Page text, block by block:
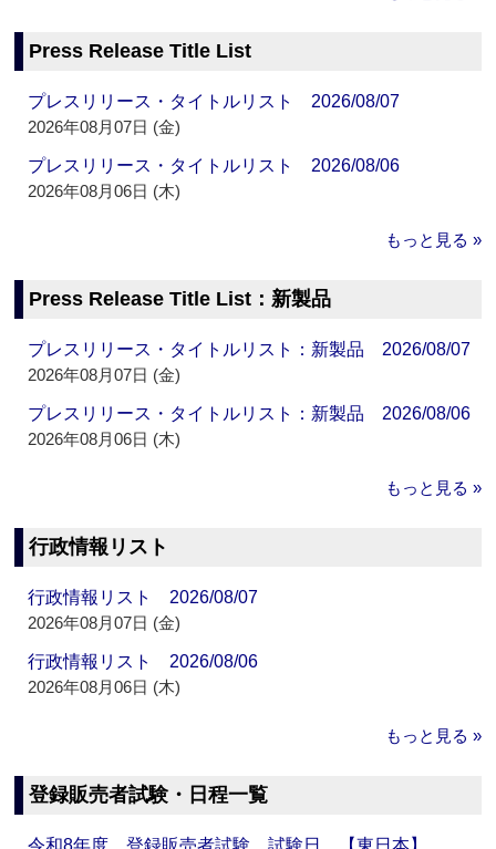
Press Release Title List
プレスリリース・タイトルリスト 2026/08/07
2026年08月07日 (金)
プレスリリース・タイトルリスト 2026/08/06
2026年08月06日 (木)
もっと見る »
Press Release Title List：新製品
プレスリリース・タイトルリスト：新製品 2026/08/07
2026年08月07日 (金)
プレスリリース・タイトルリスト：新製品 2026/08/06
2026年08月06日 (木)
もっと見る »
行政情報リスト
行政情報リスト 2026/08/07
2026年08月07日 (金)
行政情報リスト 2026/08/06
2026年08月06日 (木)
もっと見る »
登録販売者試験・日程一覧